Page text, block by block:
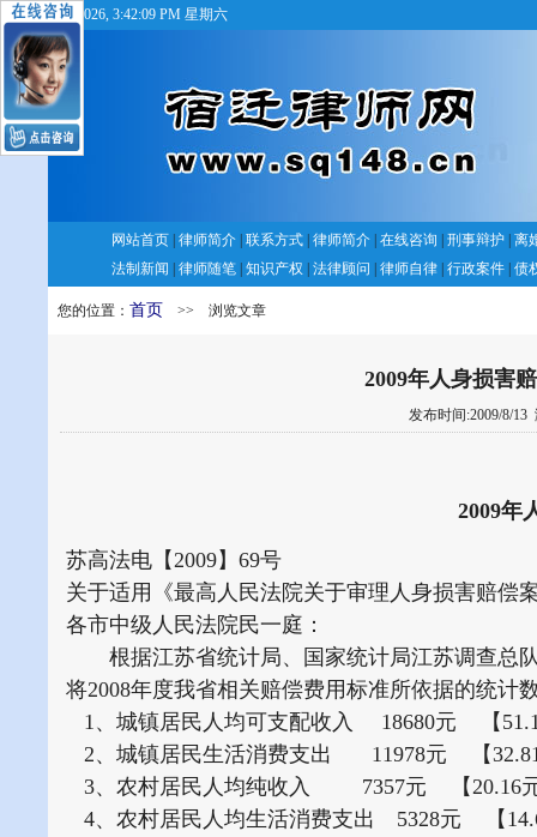
8/8/2026, 3:42:09 PM 星期六
网站首页 律师简介 联系方式 律师简介| 在线咨询 刑事辩护
离
法制新闻
律师随笔 知识产权 法律顾问 律师自律 行政案件 债
您的位置： 首页 >> 浏览文章
2009年人身损害
发布时间:2009/8/13
2009年
苏高法电【2009】69号
关于适用《最高人民法院关于审理人身损害赔偿
各市中级人民法院民一庭：
根据江苏省统计局、国家统计局江苏调查总队
将2008年度我省相关赔偿费用标准所依据的统计
1、城镇居民人均可支配收入 18680元 【
2、城镇居民生活消费支出 11978元 【32.81
3、农村居民人均纯收入 7357元 【20.16元/
4、农村居民人均生活消费支出 5328元 【